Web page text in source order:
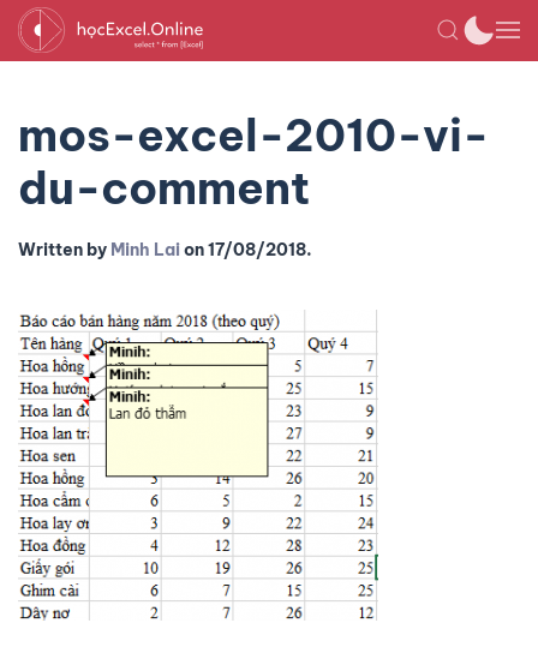
mos-excel-2010-vi-
du-comment
Written by Minh Laion17/08/2018.